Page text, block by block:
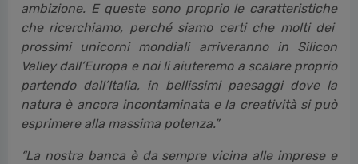
ambizione. E queste sono proprio le caratteristiche
che ricerchiamo, perché siamo certi che molti dei
prossimi unicorni mondiali arriveranno in Silicon
Valley dall’Europa e noi li aiuteremo a scalare proprio
partendo dall’Italia, in bellissimi paesaggi dove la
natura è ancora incontaminata e la creatività si può
esprimere alla massima potenza.”
“La nostra banca è da sempre vicina alle imprese e